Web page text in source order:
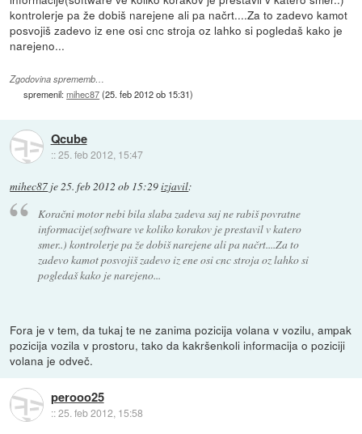
kontrolerje pa že dobiš narejene ali pa načrt....Za to zadevo kamot
posvojiš zadevo iz ene osi cnc stroja oz lahko si pogledaš kako je
narejeno...
Zgodovina sprememb…
spremenil:mihec87(25. feb 2012 ob 15:31)
Qcube
::25. feb 2012, 15:47
mihec87 je25. feb 2012 ob 15:29izjavil:
Koračni motor nebi bila slaba zadeva saj ne rabiš povratne
informacije(software ve koliko korakov je prestavil v katero
smer..) kontrolerje pa že dobiš narejene ali pa načrt....Za to
zadevo kamot posvojiš zadevo iz ene osi cnc stroja oz lahko si
pogledaš kako je narejeno...
Fora je v tem, da tukaj te ne zanima pozicija volana v vozilu, ampak
pozicija vozila v prostoru, tako da kakršenkoli informacija o poziciji
volana je odveč.
perooo25
::25. feb 2012, 15:58